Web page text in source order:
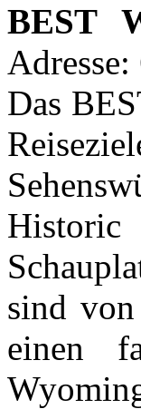
BEST
Das
sind
einen